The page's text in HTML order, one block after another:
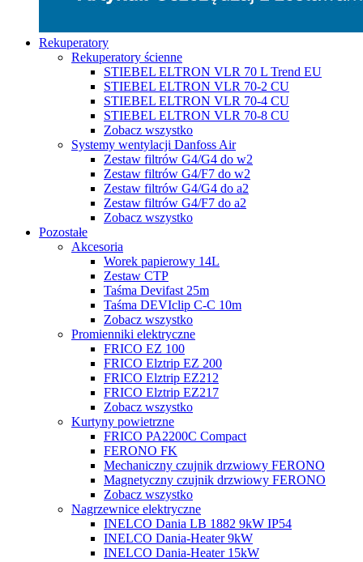
Rekuperatory
Rekuperatory ścienne
STIEBEL ELTRON VLR 70 L Trend EU
STIEBEL ELTRON VLR 70-2 CU
STIEBEL ELTRON VLR 70-4 CU
STIEBEL ELTRON VLR 70-8 CU
Zobacz wszystko
Systemy wentylacji Danfoss Air
Zestaw filtrów G4/G4 do w2
Zestaw filtrów G4/F7 do w2
Zestaw filtrów G4/G4 do a2
Zestaw filtrów G4/F7 do a2
Zobacz wszystko
Pozostałe
Akcesoria
Worek papierowy 14L
Zestaw CTP
Taśma Devifast 25m
Taśma DEVIclip C-C 10m
Zobacz wszystko
Promienniki elektryczne
FRICO EZ 100
FRICO Elztrip EZ 200
FRICO Elztrip EZ212
FRICO Elztrip EZ217
Zobacz wszystko
Kurtyny powietrzne
FRICO PA2200C Compact
FERONO FK
Mechaniczny czujnik drzwiowy FERONO
Magnetyczny czujnik drzwiowy FERONO
Zobacz wszystko
Nagrzewnice elektryczne
INELCO Dania LB 1882 9kW IP54
INELCO Dania-Heater 9kW
INELCO Dania-Heater 15kW